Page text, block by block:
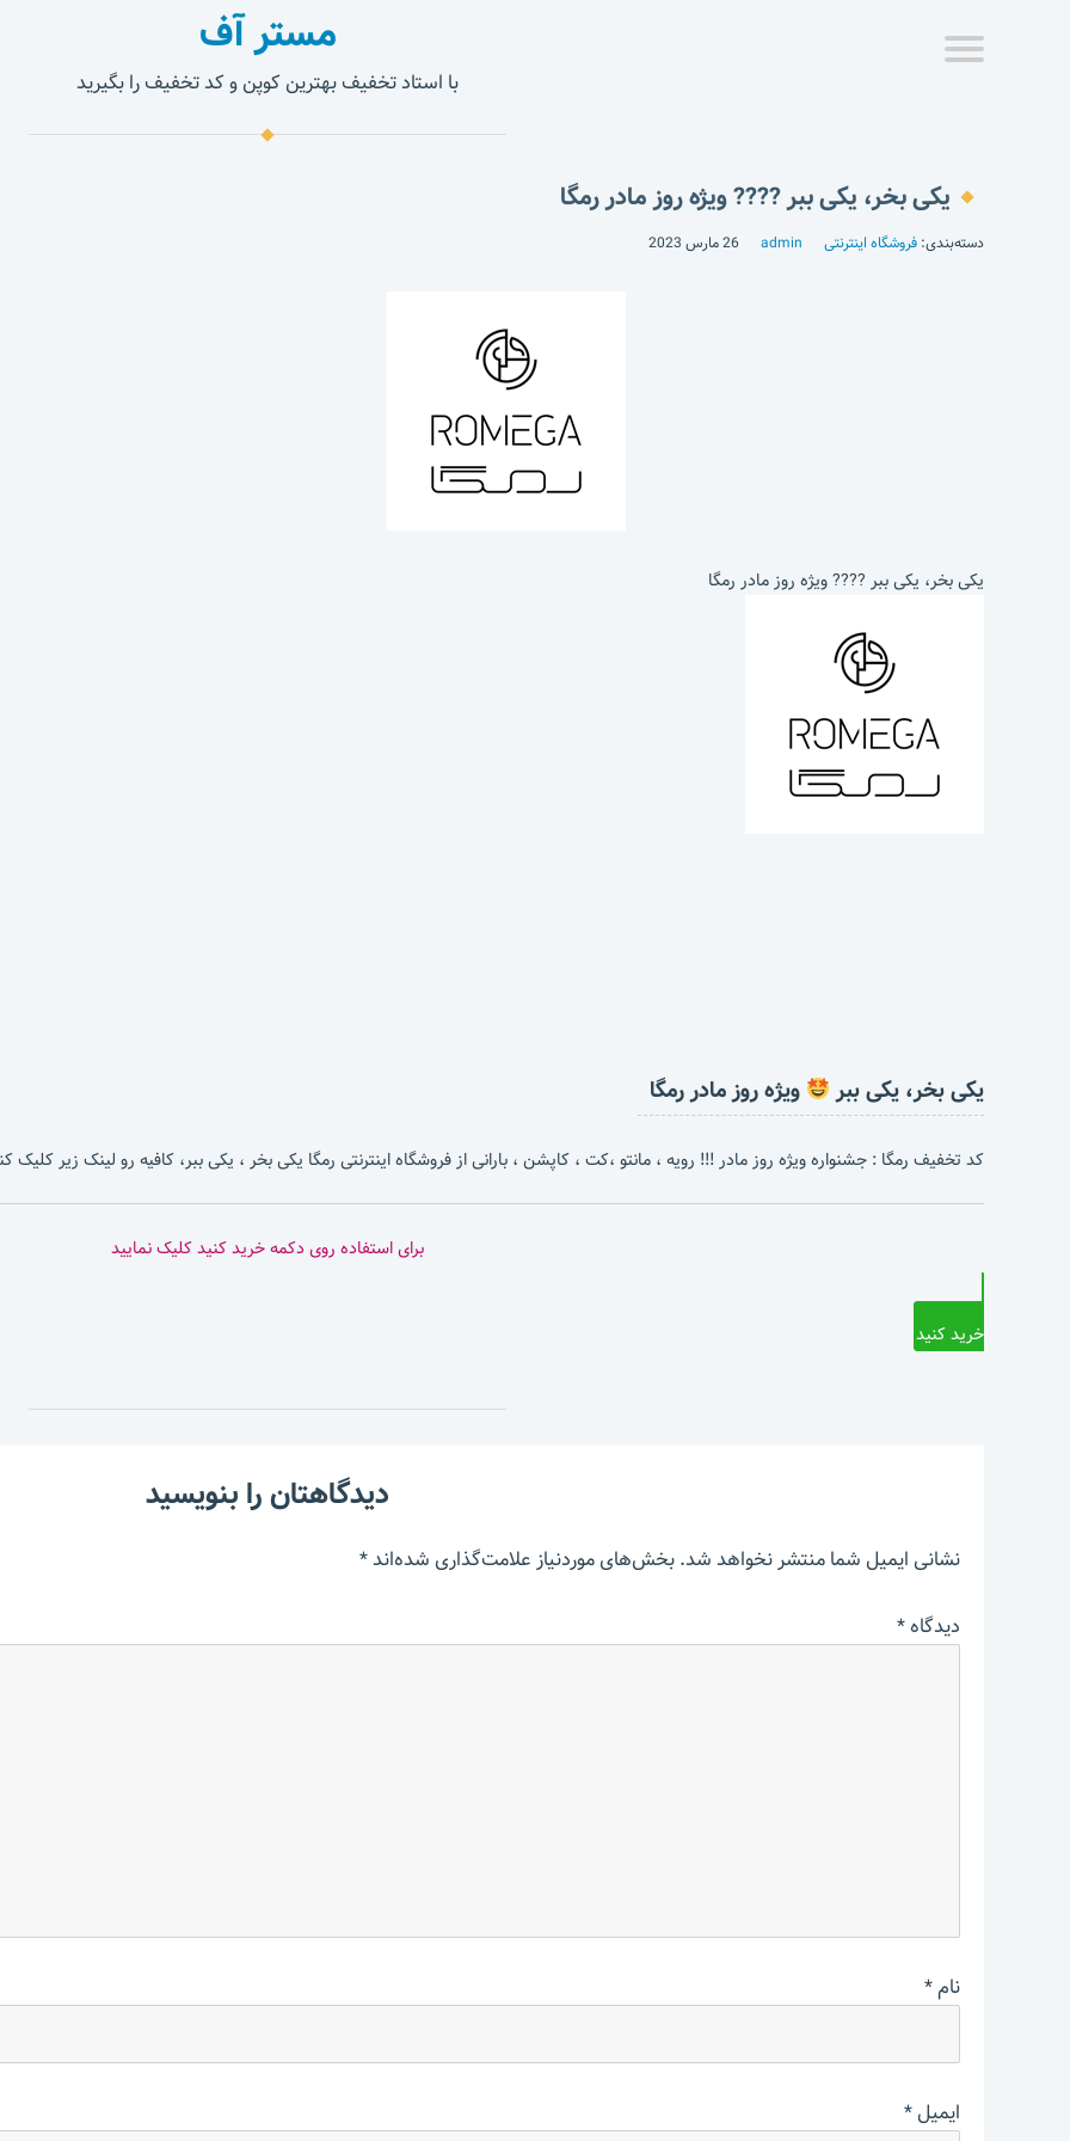
مستر آف
با استاد تخفیف بهترین کوپن و کد تخفیف را بگیرید
یکی بخر، یکی ببر ???? ویژه روز مادر رمگا
دسته‌بندی: فروشگاه اینترنتی admin 26 مارس 2023
یکی بخر، یکی ببر ???? ویژه روز مادر رمگا
یکی بخر، یکی ببر ویژه روز مادر رمگا
کد تخفیف رمگا : جشنواره ویژه روز مادر !!! رویه ، مانتو ،کت ، کاپشن ، بارانی از فروشگاه اینترنتی رمگا یکی بخر ، یکی ببر، کافیه رو لینک زیر کلیک
برای استفاده روی دکمه خرید کنید کلیک نمایید
خرید کنید
دیدگاهتان را بنویسید
نشانی ایمیل شما منتشر نخواهد شد.بخش‌های موردنیاز علامت‌گذاری شده‌اند*
دیدگاه*
نام*
ایمیل*